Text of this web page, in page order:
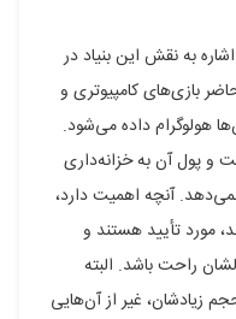
به نقش این بنیاد در
بازی‌های کامپیوتری و
هولوگرام داده می‌شود.
مجلس است و پول آن به خزانه‌داری
آنچه اهمیت دارد،
مورد تأیید هستند و
راحت باشد. البته
زیادشان، غیر از آن‌هایی